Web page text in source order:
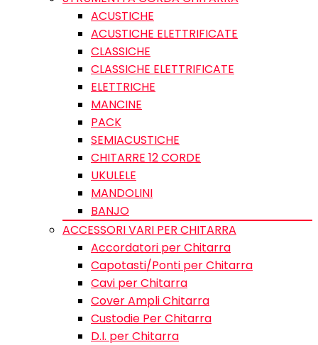
ACUSTICHE
ACUSTICHE ELETTRIFICATE
CLASSICHE
CLASSICHE ELETTRIFICATE
ELETTRICHE
MANCINE
PACK
SEMIACUSTICHE
CHITARRE 12 CORDE
UKULELE
MANDOLINI
BANJO
ACCESSORI VARI PER CHITARRA
Accordatori per Chitarra
Capotasti/Ponti per Chitarra
Cavi per Chitarra
Cover Ampli Chitarra
Custodie Per Chitarra
D.I. per Chitarra